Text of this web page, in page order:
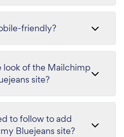
friendly?
look of the Mailchimp
site?
to follow to add
Bluejeans site?